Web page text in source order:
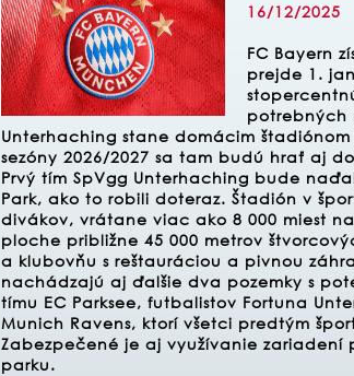
16/12/2025
FC Bayern
prejde 1.
potrebných
Unterhaching stane domácim
sezóny 2026/2027 sa tam budú hrať aj
Prvý tím SpVgg Unterhaching bude
Park, ako to robili doteraz. Štadión v
divákov, vrátane viac ako 8 000 miest
ploche približne 45 000 metrov
a klubovňu s reštauráciou a pivnou
nachádzajú aj ďalšie dva pozemky s
tímu EC Parksee, futbalistov Fortuna
Munich Ravens, ktorí všetci predtým
Zabezpečené je aj využívanie zariadení
parku.